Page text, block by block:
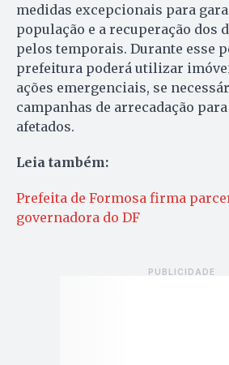
medidas excepcionais para
população e a recuperação dos
pelos temporais. Durante esse
prefeitura poderá utilizar
ações emergenciais, se
campanhas de arrecadação
afetados.
Leia também:
Prefeita de Formosa firma
governadora do DF